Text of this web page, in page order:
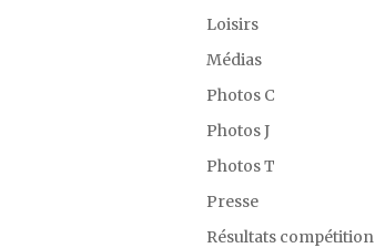
Loisirs
Médias
Photos C
Photos J
Photos T
Presse
Résultats compétition